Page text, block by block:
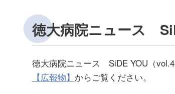
徳大病院ニュース
徳大病院ニュース SiDE YOU（vol.4
【広報物】 からご覧ください。